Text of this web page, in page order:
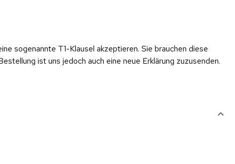
sogenannte T1-Klausel akzeptieren. Sie brauchen diese
ist uns jedoch auch eine neue Erklärung zuzusenden.